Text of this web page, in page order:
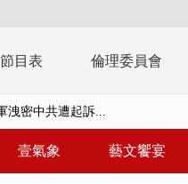
節目表 倫理委員會
洩密中共遭起訴...
部以北紫爆、氣...
壹氣象 藝文饗宴